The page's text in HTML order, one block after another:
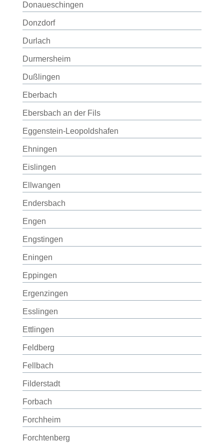
Donaueschingen
Donzdorf
Durlach
Durmersheim
Dußlingen
Eberbach
Ebersbach an der Fils
Eggenstein-Leopoldshafen
Ehningen
Eislingen
Ellwangen
Endersbach
Engen
Engstingen
Eningen
Eppingen
Ergenzingen
Esslingen
Ettlingen
Feldberg
Fellbach
Filderstadt
Forbach
Forchheim
Forchtenberg